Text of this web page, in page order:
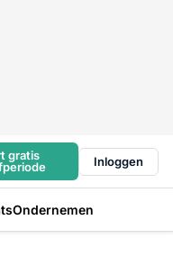
gratis
Inloggen
Ondernemen